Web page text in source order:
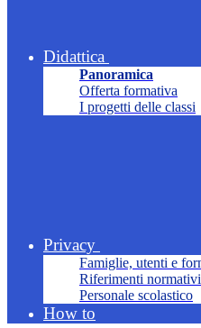
Didattica
Panoramica
Offerta formativa
I progetti delle classi
Privacy
Famiglie, utenti e
Riferimenti
Personale scolastico
How to